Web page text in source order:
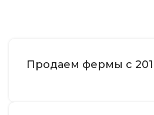
Продаем фермы с